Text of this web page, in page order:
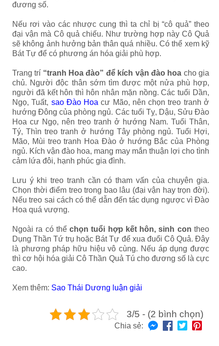
đương số.
Nếu rơi vào các nhược cung thì ta chỉ bị “cô quả” theo
đại vận mà Cô quả chiếu. Như trường hợp này Cô Quả
sẽ không ảnh hưởng bản thân quá nhiều. Có thể xem kỹ
Bát Tự để có phương án hóa giải phù hợp.
Trang trí “tranh Hoa đào” để kích vận đào hoa cho gia
chủ. Người độc thân sớm tìm được một nửa phù hợp,
người đã kết hôn thì hôn nhân mặn nồng. Các tuổi Dần,
Ngọ, Tuất, sao Đào Hoa cư Mão, nên chọn treo tranh ở
hướng Đông của phòng ngủ. Các tuổi Tỵ, Dậu, Sửu Đào
Hoa cư Ngọ, nên treo tranh ở hướng Nam. Tuổi Thân,
Tý, Thìn treo tranh ở hướng Tây phòng ngủ. Tuổi Hợi,
Mão, Mùi treo tranh Hoa Đào ở hướng Bắc của Phòng
ngủ. Kích vận đào hoa, mang may mắn thuận lợi cho tình
cảm lứa đôi, hạnh phúc gia đình.
Lưu ý khi treo tranh cần có tham vấn của chuyên gia.
Chọn thời điểm treo trong bao lâu (đại vận hay trọn đời).
Nếu treo sai cách có thể dẫn đến tác dụng ngược vì Đào
Hoa quá vượng.
Ngoài ra có thểchọn tuổi hợp kết hôn, sinh con theo
Dụng Thần Tứ trụ hoặc Bát Tự để xua đuổi Cô Quả. Đây
là phương pháp hữu hiệu vô cùng. Nếu áp dụng được
thì cơ hội hóa giải Cô Thần Quả Tú cho đương số là cực
cao.
Xem thêm: Sao Thái Dương luận giải
3/5 - (2 bình chọn)
Chia sẻ: